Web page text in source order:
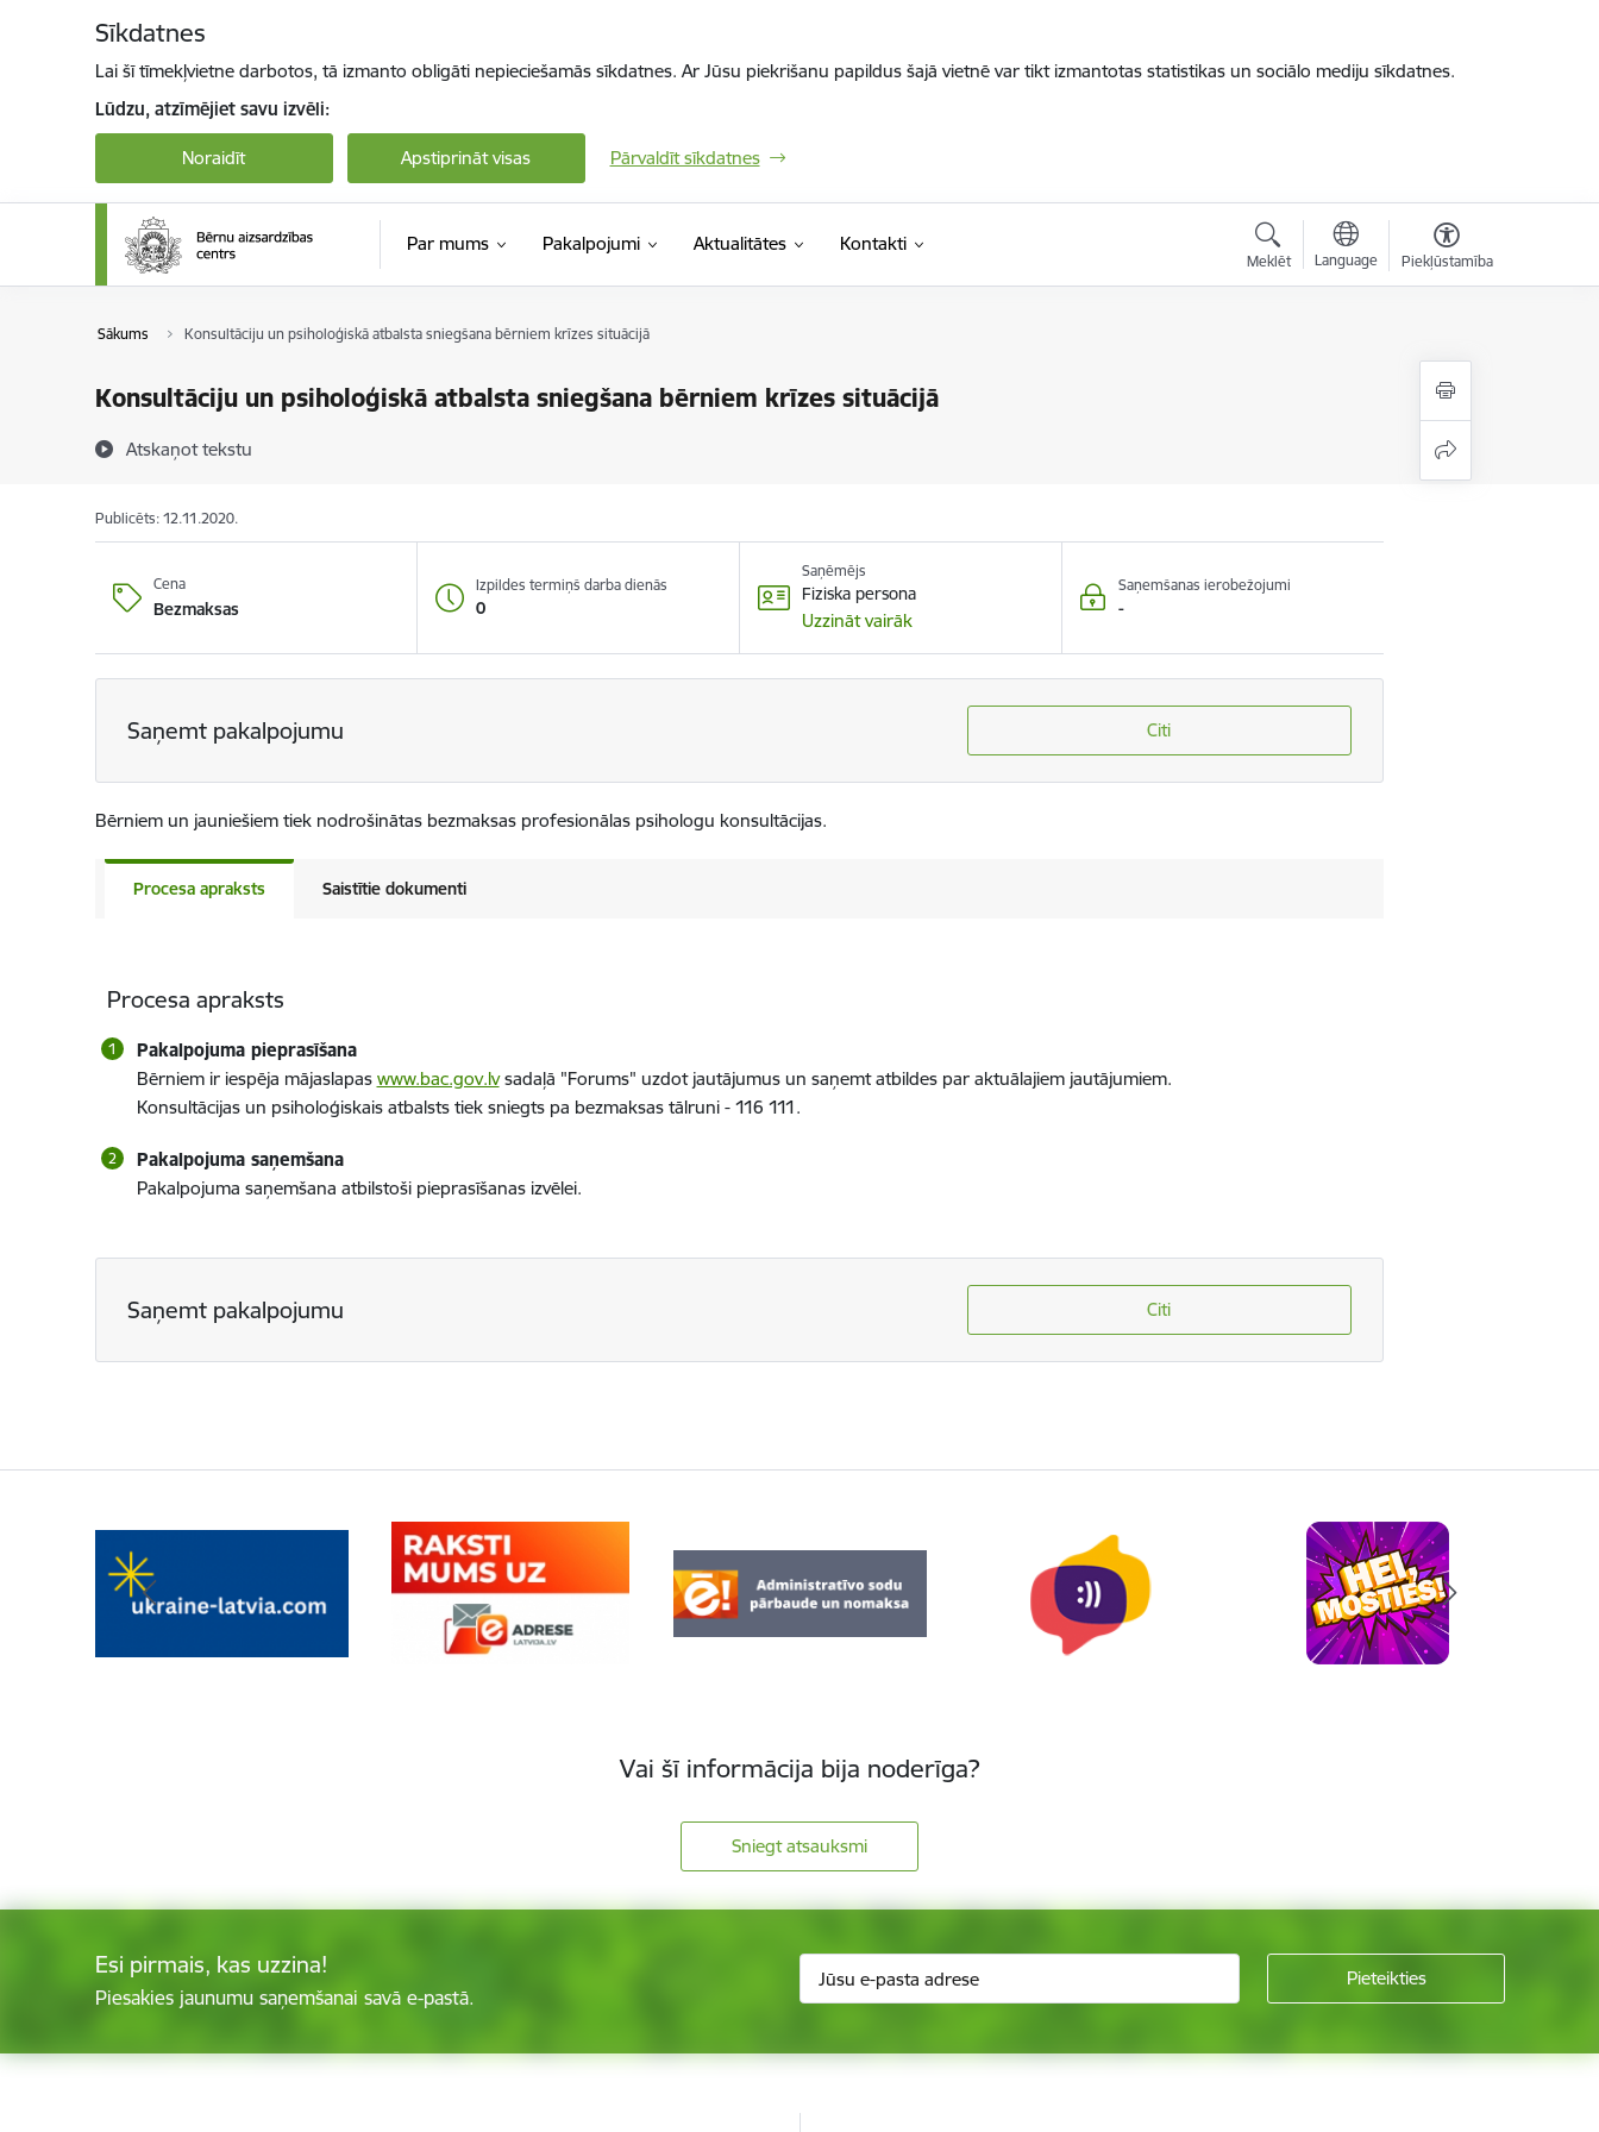
Sīkdatnes
Lai šī tīmekļvietne darbotos, tā izmanto obligāti nepieciešamās sīkdatnes. Ar Jūsu piekrišanu papildus šajā vietnē var tikt izmantotas statistikas un sociālo mediju sīkdatnes.
Lūdzu, atzīmējiet savu izvēli:
Noraidīt Apstiprināt visas Pārvaldīt sīkdatnes
Par mums Pakalpojumi Aktualitātes Kontakti
Meklēt Language Piekļūstamība
Sākums Konsultāciju un psiholoģiskā atbalsta sniegšana bērniem krīzes situācijā
Konsultāciju un psiholoģiskā atbalsta sniegšana bērniem krīzes situācijā
Atskaņot tekstu
Publicēts: 12.11.2020.
Cena
Bezmaksas
Izpildes termiņš darba dienās
0
Saņēmējs
Fiziska persona
Uzzināt vairāk
Saņemšanas ierobežojumi
-
Saņemt pakalpojumu Citi
Bērniem un jauniešiem tiek nodrošinātas bezmaksas profesionālas psihologu konsultācijas.
Procesa apraksts Saistītie dokumenti
Procesa apraksts
Pakalpojuma pieprasīšana
Bērniem ir iespēja mājaslapas www.bac.gov.lvsadaļā "Forums" uzdot jautājumus un saņemt atbildes par aktuālajiem jautājumiem.
Konsultācijas un psiholoģiskais atbalsts tiek sniegts pa bezmaksas tālruni - 116 111.
Pakalpojuma saņemšana
Pakalpojuma saņemšana atbilstoši pieprasīšanas izvēlei.
Saņemt pakalpojumu Citi
Vai šī informācija bija noderīga?
Sniegt atsauksmi
Esi pirmais, kas uzzina!
Piesakies jaunumu saņemšanai savā e-pastā.